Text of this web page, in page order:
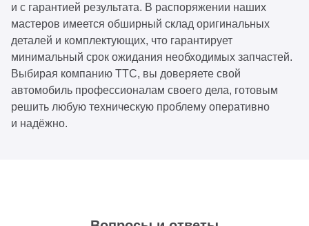
и с гарантией результата. В распоряжении наших
мастеров имеется обширный склад оригинальных
деталей и комплектующих, что гарантирует
минимальный срок ожидания необходимых запчастей.
Выбирая компанию ТТС, вы доверяете свой
автомобиль профессионалам своего дела, готовым
решить любую техническую проблему оперативно
и надёжно.